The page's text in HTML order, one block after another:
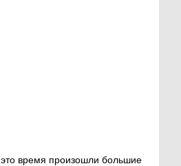
это время произошли большие